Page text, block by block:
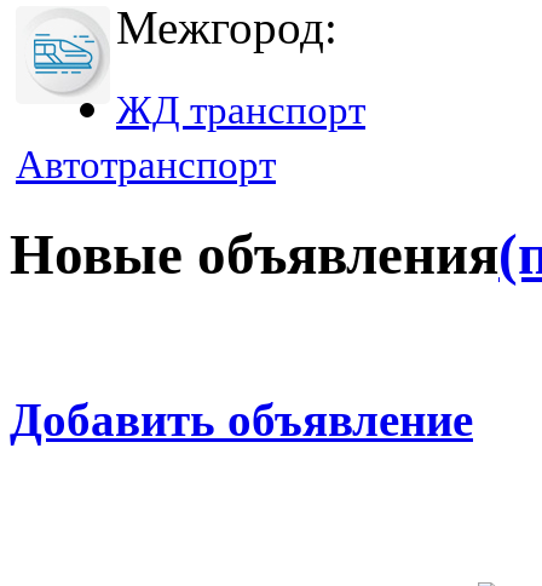
Межгород:
ЖД транспорт
Автотранспорт
Новые объявления
Добавить объявление